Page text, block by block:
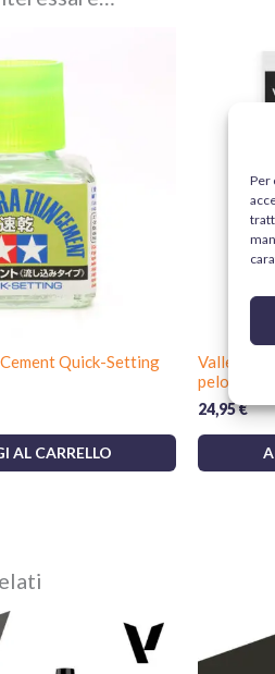
Per
Quick-Setting
AL CARRELLO
Vallejo
pelo
24,95€